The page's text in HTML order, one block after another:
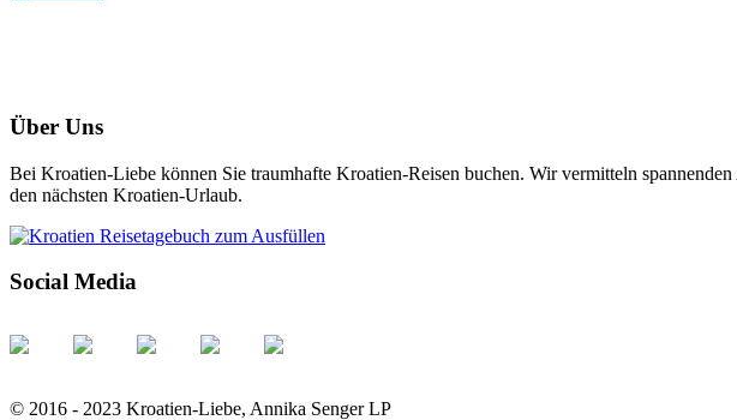
Über Uns
Bei Kroatien-Liebe können Sie traumhafte Kroatien-Reisen buchen. Wir vermitteln
den nächsten Kroatien-Urlaub.
Social Media
© 2016 - 2023 Kroatien-Liebe, Annika Senger LP